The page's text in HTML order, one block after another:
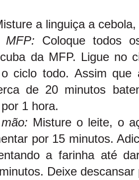
a linguiça a
MFP: Coloque todos
da MFP. Ligue no
ciclo todo. Assim
de 20 minutos
1 hora.
Misture o leite, o
por 15 minutos.
a farinha até
Deixe descansar